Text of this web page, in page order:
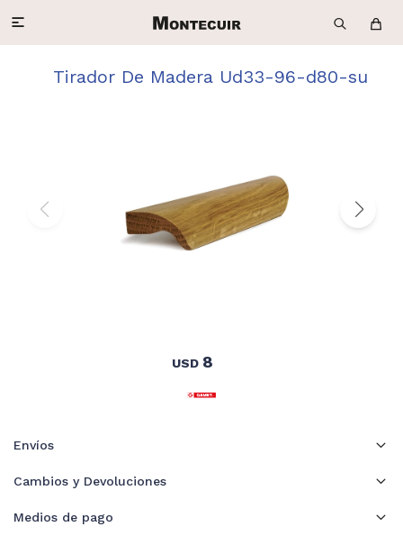

Tirador De Madera Ud33-96-d80-su
USD 8
Envíos
Cambios y Devoluciones
Medios de pago